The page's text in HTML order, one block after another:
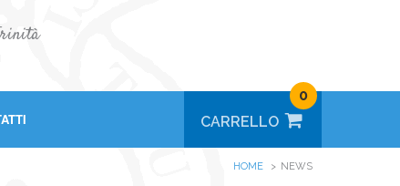
0
HOME NEWS